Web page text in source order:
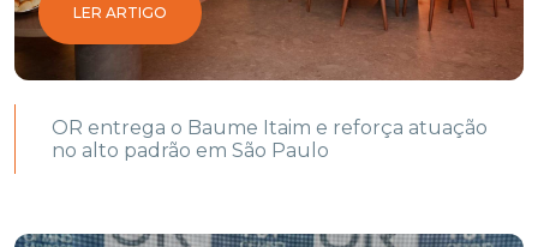
LER ARTIGO
OR entrega o Baume Itaim e reforça atuação
no alto padrão em São Paulo